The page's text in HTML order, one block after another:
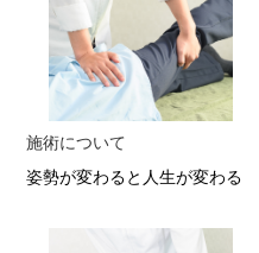
施術について
姿勢が変わると人生が変わる